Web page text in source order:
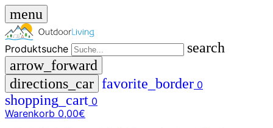
menu
Produktsuche
search
arrow_forward
directions_car favorite_border 0
shopping_cart 0
Warenkorb 0,00€